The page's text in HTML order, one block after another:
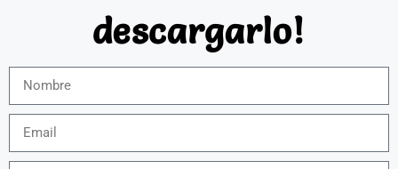
descargarlo!